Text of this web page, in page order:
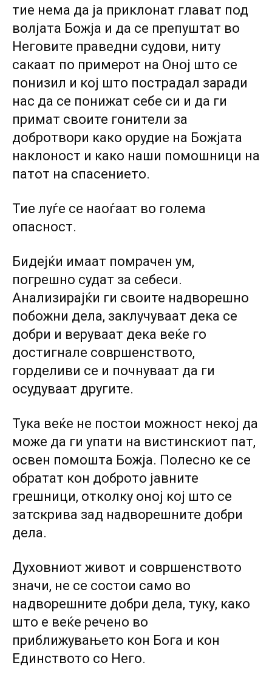
тие нема да ја приклонат глават под
волјата Божја и да се препуштат во
Неговите праведни судови, ниту
сакаат по примерот на Оној што се
понизил и кој што пострадал заради
нас да се понижат себе си и да ги
примат своите гонители за
добротвори како орудие на Божјата
наклоност и како наши помошници на
патот на спасението.
Тие луѓе се наоѓаат во голема
опасност.
Бидејќи имаат помрачен ум,
погрешно судат за себеси.
Анализирајќи ги своите надворешно
побожни дела, заклучуваат дека се
добри и веруваат дека веќе го
достигнале совршенството,
горделиви се и почнуваат да ги
осудуваат другите.
Тука веќе не постои можност некој да
може да ги упати на вистинскиот пат,
освен помошта Божја. Полесно ке се
обратат кон доброто јавните
грешници, отколку оној кој што се
затскрива зад надворешните добри
дела.
Духовниот живот и совршенството
значи, не се состои само во
надворешните добри дела, туку, како
што е веќе речено во
приближувањето кон Бога и кон
Единството со Него.